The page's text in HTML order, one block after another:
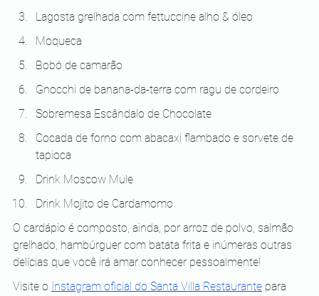
Lagosta grelhada com fettuccine alho & óleo
Moqueca
Bobó de camarão
Gnocchi de banana-da-terra com ragu de cordeiro
Sobremesa Escândalo de Chocolate
Cocada de forno com abacaxi flambado e sorvete de
tapioca
Drink Moscow Mule
Drink Mojito de Cardamomo
O cardápio é composto, ainda, por arroz de polvo, salmão
grelhado, hambúrguer com batata frita e inúmeras outras
delícias que você irá amar conhecer pessoalmente!
Visite o Instagram oficial do Santa Villa Restaurante para